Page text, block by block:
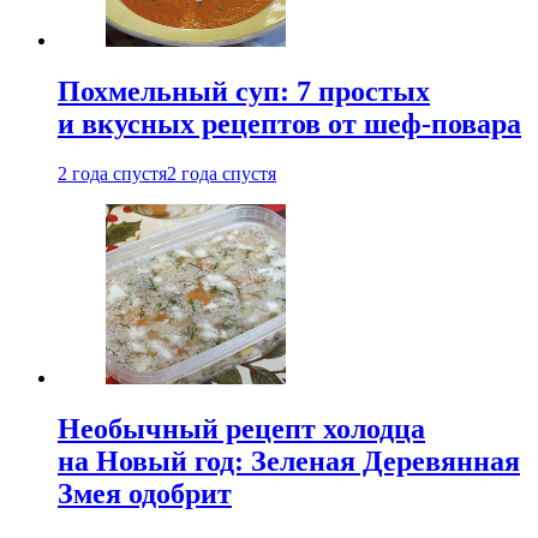
Похмельный суп: 7 простых
и вкусных рецептов от шеф-повара
2 года спустя2 года спустя
Необычный рецепт холодца
на Новый год: Зеленая Деревянная
Змея одобрит